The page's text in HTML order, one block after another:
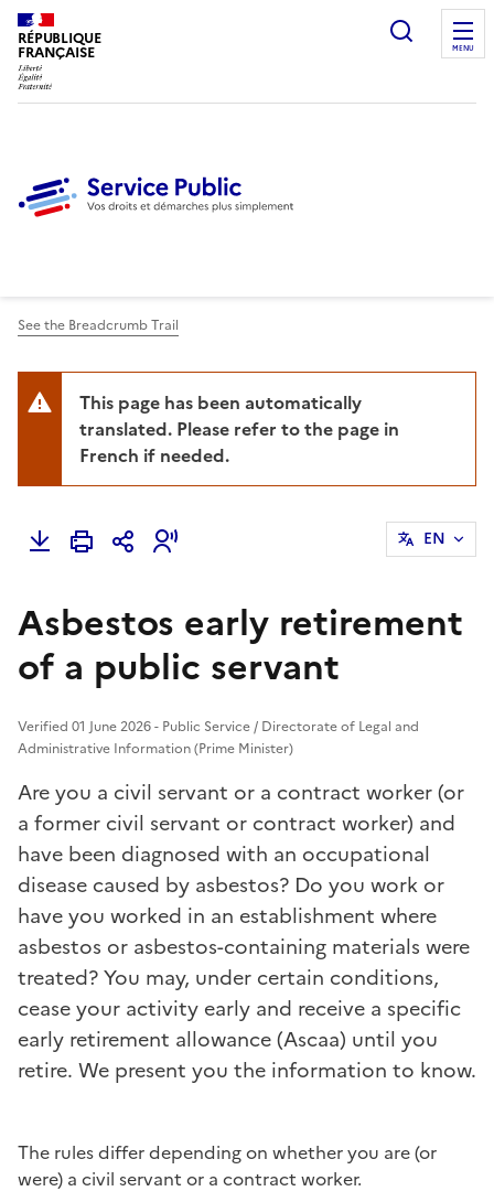
RÉPUBLIQUE
FRANÇAISE
Ouvrir
MENU
See the Breadcrumb Trail
This page has been automatically
translated. Please refer to the page in
French if needed.
EN
Asbestos early retirement
of a public servant
Verified 01 June 2026 - Public Service / Directorate of Legal and
Administrative Information (Prime Minister)
Are you a civil servant or a contract worker (or
a former civil servant or contract worker) and
have been diagnosed with an occupational
disease caused by asbestos? Do you work or
have you worked in an establishment where
asbestos or asbestos-containing materials were
treated? You may, under certain conditions,
cease your activity early and receive a specific
early retirement allowance (Ascaa) until you
retire. We present you the information to know.
The rules differ depending on whether you are (or
were) a civil servant or a contract worker.